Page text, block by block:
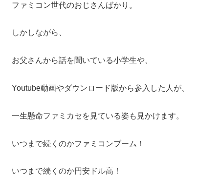
ファミコン世代のおじさんばかり。
しかしながら、
お父さんから話を聞いている小学生や、
Youtube動画やダウンロード版から参入した人が、
一生懸命ファミカセを見ている姿も見かけます。
いつまで続くのかファミコンブーム！
いつまで続くのか円安ドル高！